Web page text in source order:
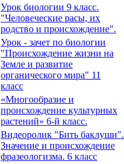
Урок биологии 9 класс.
"Человеческие расы, их
родство и происхождение".
Урок - зачет по биологии
"Происхождение жизни на
Земле и развитие
органического мира" 11
класс
«Многообразие и
происхождение культурных
растений» 6-й класс.
Видеоролик "Бить баклуши".
Значение и происхождение
фразеологизма. 6 класс